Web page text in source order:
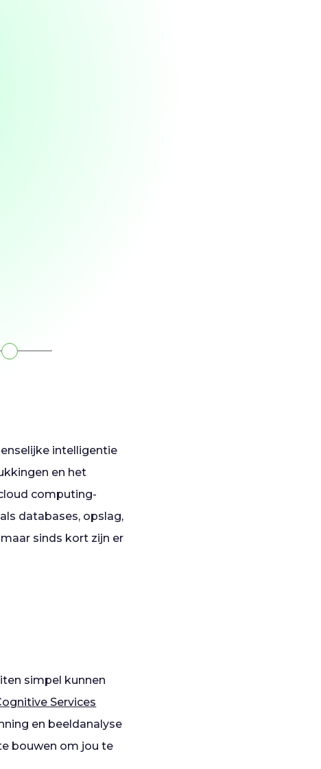
intelligentie
en het
computing-
databases, opslag,
sinds kort zijn er
simpel kunnen
Services
en beeldanalyse
bouwen om jou te